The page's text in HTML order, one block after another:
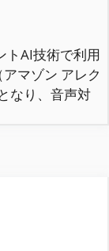
トAI技術で利用
マゾン アレク
なり、音声対